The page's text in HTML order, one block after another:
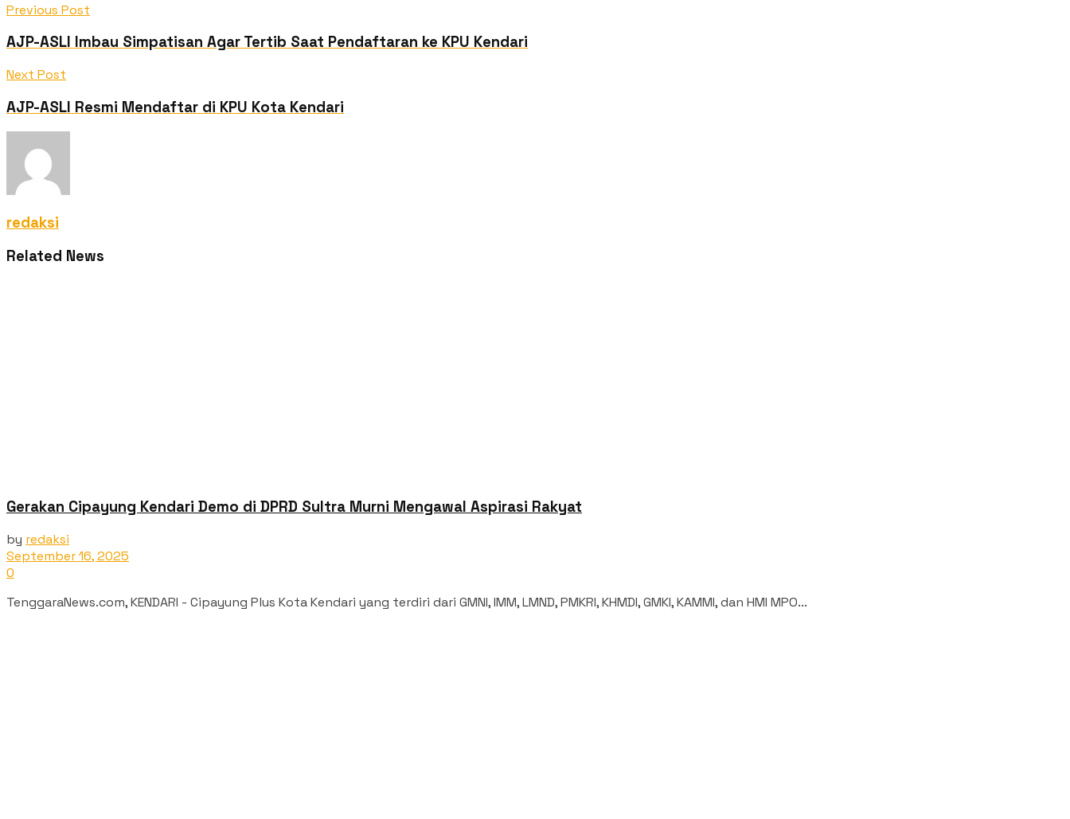
Previous Post
AJP-ASLI Imbau Simpatisan Agar Tertib Saat Pendaftaran ke KPU Kendari
Next Post
AJP-ASLI Resmi Mendaftar di KPU Kota Kendari
redaksi
Related News
Gerakan Cipayung Kendari Demo di DPRD Sultra Murni Mengawal Aspirasi Rakyat
by redaksi
September 16, 2025
0
‎TenggaraNews.com, KENDARI - Cipayung Plus Kota Kendari yang terdiri dari GMNI, IMM, LMND, PMKRI, KHMDI, GMKI, KAMMI, dan HMI MPO...